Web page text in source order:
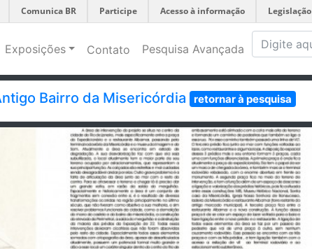
Comunica BR Participe Acesso à informação Legislação
Exposições Contato Pesquisa Avançada
Bairro da Misericórdia retornar à pesquisa